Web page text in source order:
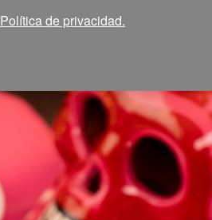
Política de privacidad.
ESP